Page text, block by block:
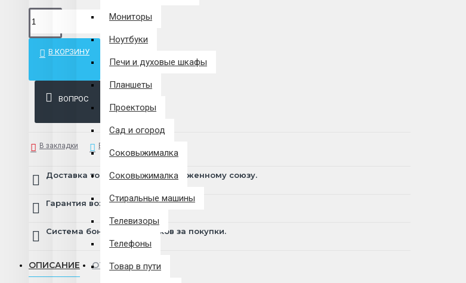
Мониторы
Ноутбуки
Печи и духовые шкафы
Планшеты
Проекторы
Сад и огород
Соковыжималка
Соковыжималка
Стиральные машины
Телевизоры
Телефоны
Товар в пути
В КОРЗИНУ
ВОПРОС
В закладки В сравнение
Доставка товара по всему Таможенному союзу.
Гарантия возврата и обмена брака.
Система бонусов и подарков за покупки.
ОПИСАНИЕ ОТЗЫВЫ